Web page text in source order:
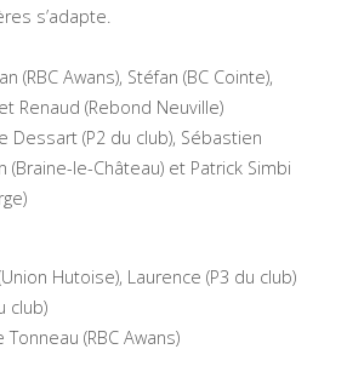
s’adapte.
(RBC Awans), Stéfan (BC Cointe),
Renaud (Rebond Neuville)
Dessart (P2 du club), Sébastien
(Braine-le-Château) et Patrick Simbi
Hutoise), Laurence (P3 du club)
club)
(RBC Awans)